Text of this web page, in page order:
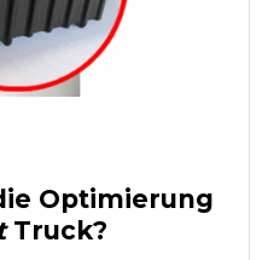
Optimierung
Truck?